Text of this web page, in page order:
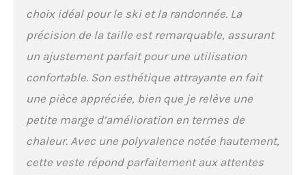
choix idéal pour le ski et la randonnée. La
précision de la taille est remarquable, assurant
un ajustement parfait pour une utilisation
confortable. Son esthétique attrayante en fait
une pièce appréciée, bien que je relève une
petite marge d’amélioration en termes de
chaleur. Avec une polyvalence notée hautement,
cette veste répond parfaitement aux attentes